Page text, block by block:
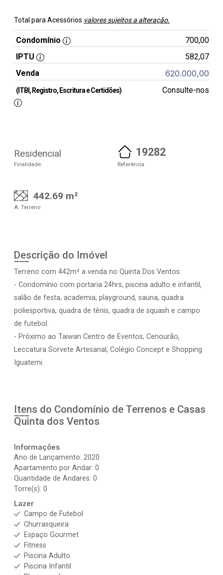
Total para Acessórios valores sujeitos a alteração.
Condomínio
700,00
IPTU
582,07
Venda
620.000,00
(ITBI, Registro, Escritura e Certidões) Consulte-nos
Residencial
Finalidade
19282
Referência
442.69 m²
A. Terreno
Descrição do Imóvel
Terreno com 442m² a venda no Quinta Dos Ventos:
- Condomínio com portaria 24hrs, piscina adulto e infantil,
salão de festa, academia, playground, sauna, quadra
poliesportiva, quadra de tênis, quadra de squash e campo
de futebol.
- Próximo ao Taiwan Centro de Eventos, Cenourão,
Leccatura Sorvete Artesanal, Colégio Concept e Shopping
Iguatemi.
Itens do Condomínio de Terrenos e Casas
Quinta dos Ventos
Informações
Ano de Lançamento: 2020
Apartamento por Andar: 0
Quantidade de Andares: 0
Torre(s): 0
Lazer
Campo de Futebol
Churrasqueira
Espaço Gourmet
Fitness
Piscina Adulto
Piscina Infantil